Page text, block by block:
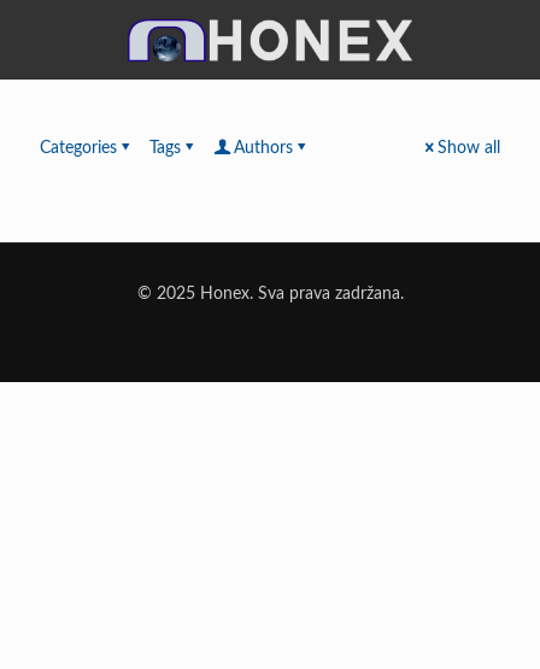
Categories Tags Authors Show all
© 2025 Honex. Sva prava zadržana.